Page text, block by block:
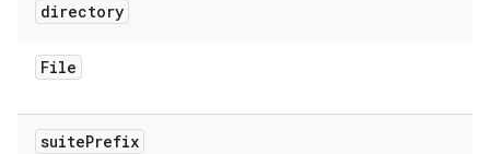
directory
File
suitePrefix